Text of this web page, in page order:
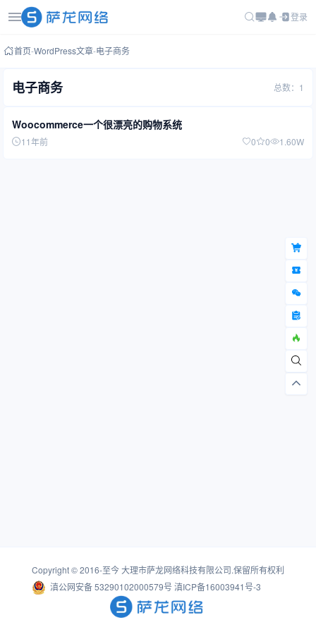
登录
首页-WordPress文章-电子商务
电子商务 总数：1
Woocommerce一个很漂亮的购物系统
11年前 0 0 1.60W
Copyright © 2016-至今大理市萨龙网络科技有限公司.保留所有权利
滇公网安备 53290102000579号 滇ICP备16003941号-3